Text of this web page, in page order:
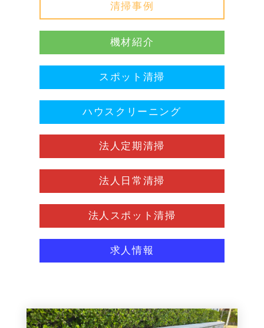
清掃事例
機材紹介
スポット清掃
ハウスクリーニング
法人定期清掃
法人日常清掃
法人スポット清掃
求人情報